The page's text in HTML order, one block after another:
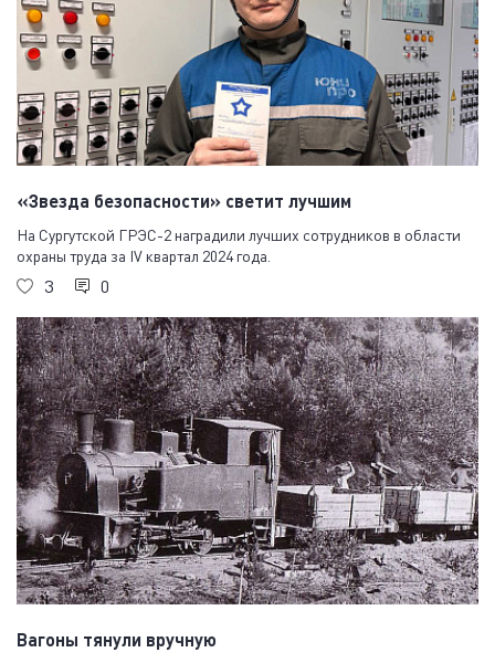
«Звезда безопасности» светит лучшим
На Сургутской ГРЭС-2 наградили лучших сотрудников в области
охраны труда за IV квартал 2024 года.
3 0
Вагоны тянули вручную